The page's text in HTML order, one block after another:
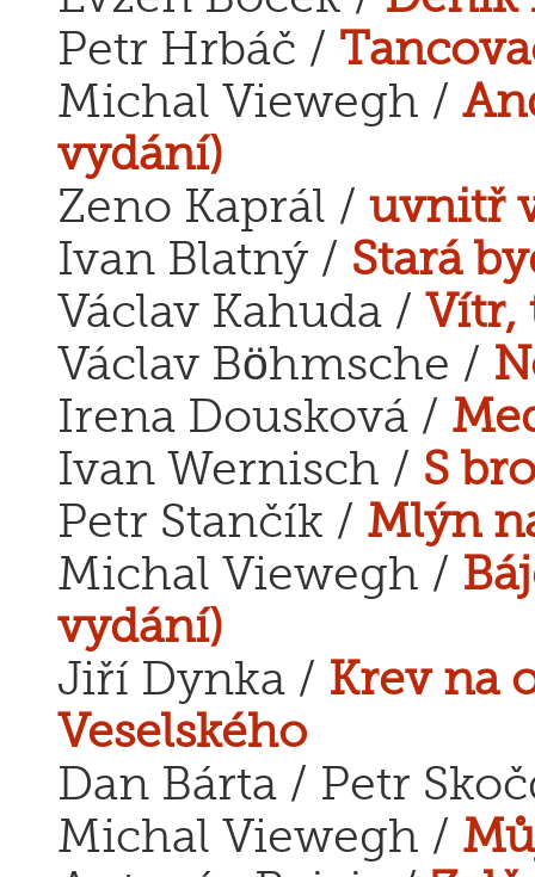
Petr Hrbáč /
Michal Viewegh /
vydání)
Zeno Kaprál / uvnitř
Ivan Blatný / Stará
Václav Kahuda / Vítr,
Václav Böhmsche /
Irena Dousková /
Ivan Wernisch / S
Petr Stančík / Mlýn
Michal Viewegh /
vydání)
Jiří Dynka / Krev na
Veselského
Dan Bárta / Petr
Michal Viewegh /